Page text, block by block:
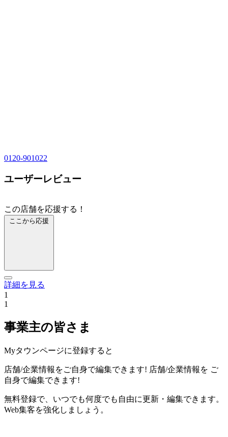
0120-901022
ユーザーレビュー
この店舗を応援する！
ここから応援
詳細を見る
1
1
事業主の皆さま
Myタウンページに登録すると
店舗/企業情報をご自身で編集できます! 店舗/企業情報を ご
自身で編集できます!
無料登録で、いつでも何度でも自由に更新・編集できます。
Web集客を強化しましょう。